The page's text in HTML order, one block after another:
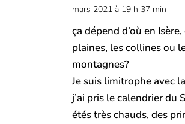
mars 2021 à 19 h 37 min
ça dépend d’où en
plaines, les collines ou
montagnes?
Je suis limitrophe avec
j’ai pris le calendrier du
étés très chauds, des